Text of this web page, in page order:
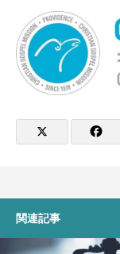
関連記事